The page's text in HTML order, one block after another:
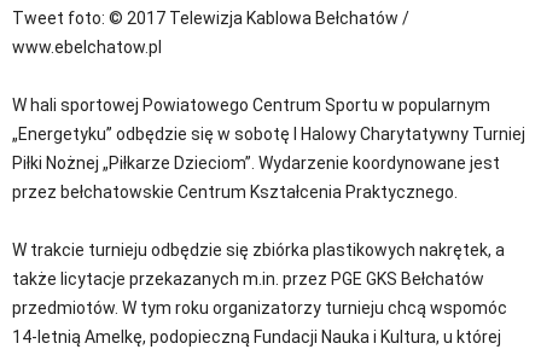
Tweet foto: © 2017 Telewizja Kablowa Bełchatów /
www.ebelchatow.pl
W hali sportowej Powiatowego Centrum Sportu w popularnym
„Energetyku” odbędzie się w sobotę I Halowy Charytatywny Turniej
Piłki Nożnej „Piłkarze Dzieciom”. Wydarzenie koordynowane jest
przez bełchatowskie Centrum Kształcenia Praktycznego.
W trakcie turnieju odbędzie się zbiórka plastikowych nakrętek, a
także licytacje przekazanych m.in. przez PGE GKS Bełchatów
przedmiotów. W tym roku organizatorzy turnieju chcą wspomóc
14-letnią Amelkę, podopieczną Fundacji Nauka i Kultura, u której